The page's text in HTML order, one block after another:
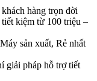
hàng trọn đời
kiệm từ 100 triệu –
sản xuất, Rẻ nhất
giải pháp hỗ trợ tiết